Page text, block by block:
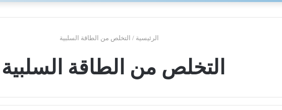
الرئيسية / التخلص من الطاقة السلبية
التخلص من الطاقة السلبية